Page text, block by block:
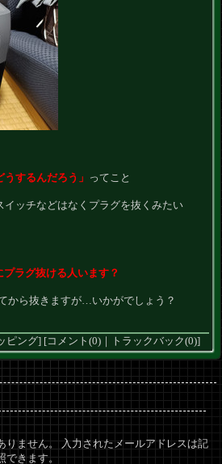
うするんだろう」 ってこと
ッチなどはなくプラグを抜くみたい
ラグ抜ける人います？
から抜きますが…いかがでしょう？
ピング] [コメント(0) ｜ トラックバック(0)]
ません。 入力されたメールアドレスは記
できます。